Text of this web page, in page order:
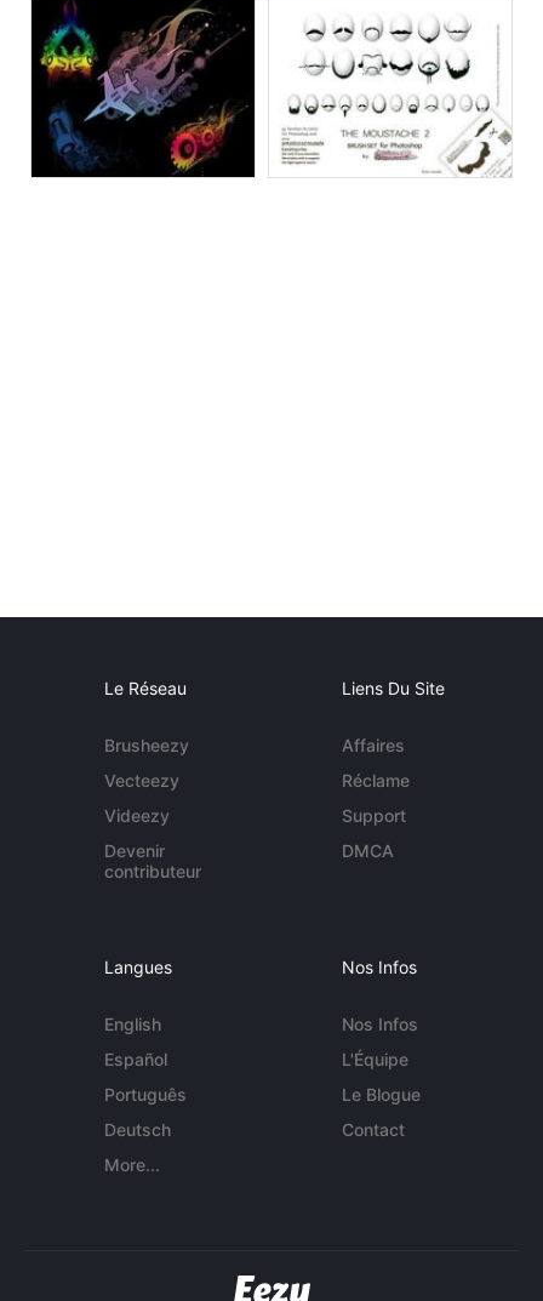
Le Réseau
Brusheezy
Vecteezy
Videezy
Devenir
contributeur
Liens Du Site
Affaires
Réclame
Support
DMCA
Langues
English
Español
Português
Deutsch
More...
Nos Infos
Nos Infos
L'Équipe
Le Blogue
Contact